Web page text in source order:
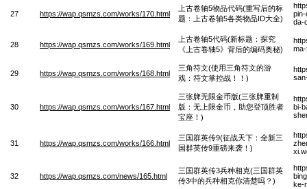
27 https://wap.qsmzs.com/works/170.html
上古卷轴5物品代码(重写后的标
题：上古卷轴5各类物品ID大全)
da-
28 https://wap.qsmzs.com/works/169.html
上古卷轴5代码(新标题：探究
《上古卷轴5》背后的编码奥秘)
29 https://wap.qsmzs.com/works/168.html
三角符文(使用三角符文的游
戏：符文掌控战！！)
30 https://wap.qsmzs.com/works/167.html
三张牌无限金币版(三张牌重制
版：无上限金币，助您登顶胜者
宝座！)
bi-
31 https://wap.qsmzs.com/works/166.html
三国群英传9(征战天下：全新三
国群英传9重磅来袭！)
32 https://wap.qsmzs.com/news/165.html
三国群英传3兵种相克(三国群英
传3中的兵种相克你清楚吗？)
ke-